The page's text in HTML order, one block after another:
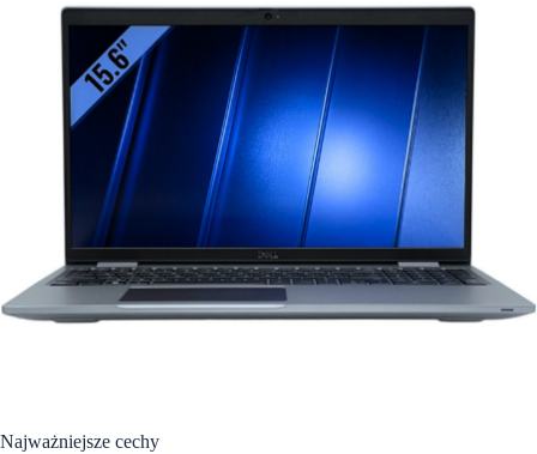
Najważniejsze cechy